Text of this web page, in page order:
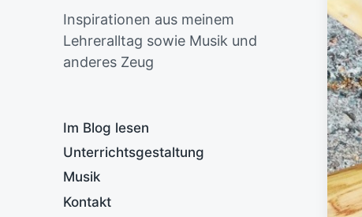
Inspirationen aus meinem
Lehreralltag sowie Musik und
anderes Zeug
Im Blog lesen
Unterrichtsgestaltung
Musik
Kontakt